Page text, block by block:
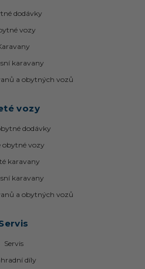
dodávky
vozy
karavany
a obytných vozů
vozy
dodávky
obytné vozy
karavany
karavany
a obytných vozů
Servis
díly